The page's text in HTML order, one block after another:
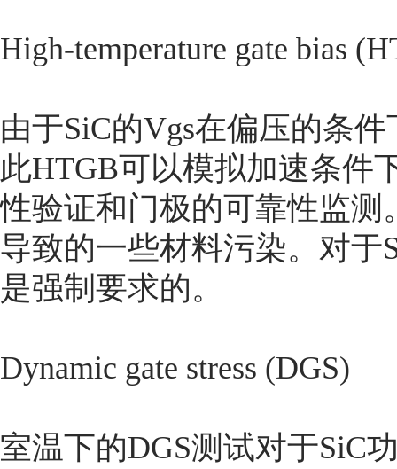
High-temperature gate bias
由于SiC的Vgs在偏压的条
此HTGB可以模拟加速条件
性验证和门极的可靠性监
导致的一些材料污染。对于
是强制要求的。
Dynamic gate stress (DGS)
室温下的DGS测试对于SiC